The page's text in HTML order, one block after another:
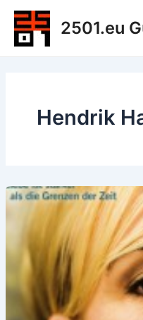
Zum
Inhalt
springen
2501.eu
Hendrik